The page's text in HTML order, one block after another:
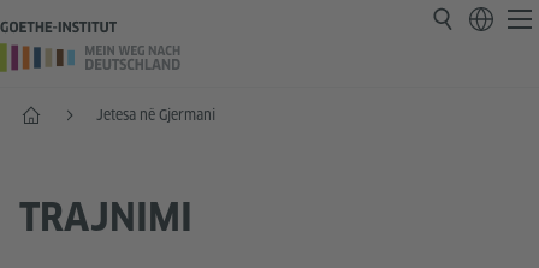
Faqja e parëJetesa në Gjermani
TRAJNIMI